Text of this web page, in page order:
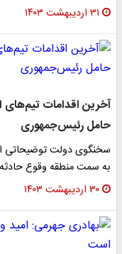
۳۱ اردیبهشت ۱۴۰۳
آخرین اقدامات تیم‌های
حامل رئیس‌جمهوری
سخنگوی دولت توضیحاتی
به سمت منطقه وقوع
۳۰ اردیبهشت ۱۴۰۳